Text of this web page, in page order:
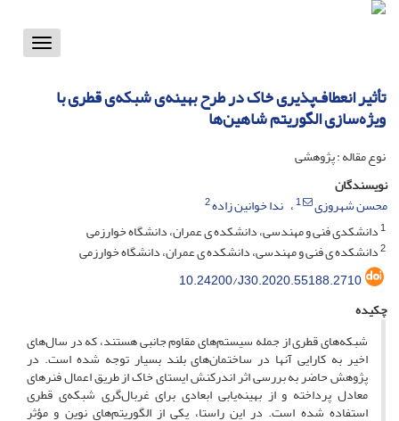
Toggle
تأثیر انعطاف‌پذیری خاک در طرح بهینه‌ی شبکه‌ی قطری با
ویژه‌سازی الگوریتم شاهین‌ها
نوع مقاله : پژوهشی
نویسندگان
محسن شهروزی
1 ندا خوانین زاده2
1دانشکدی فنی و مهندسی، دانشکده ی عمران، دانشگاه خوارزمی
2دانشکده ی فنی و مهندسی، دانشکده ی عمران، دانشگاه خوارزمی
10.24200/J30.2020.55188.2710
چکیده
شبکه‌های قطری از جمله سیستم‌های مقاوم جانبی هستند، که در سال‌های
اخیر به کارایی آنها در ساختمان‌های بلند بسیار توجه شده است. در
پژوهش حاضر به بررسی اثر اندرکنش ایستای خاک از طریق اعمال فنرهای
معادل پرداخته و از بهینه‌یابی ابعادی برای غربال‌گری شبکه‌ی قطری
استفاده شده است. در این راستا، یکی از الگوریتم‌های نوین و مؤثر